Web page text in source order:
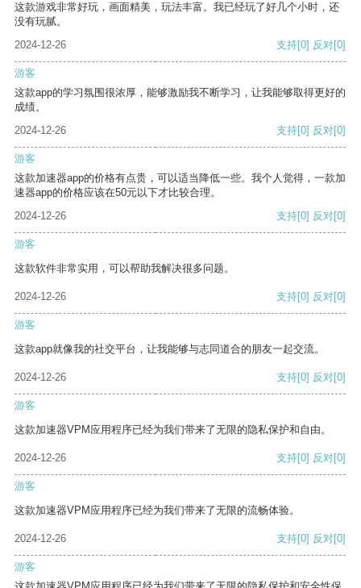
这款游戏非常好玩，画面精美，玩法丰富。我已经玩了好几个小时，还
没有玩腻。
2024-12-26
支持[0] 反对[0]
游客
这款app的学习氛围很浓厚，能够激励我不断学习，让我能够取得更好的
成绩。
2024-12-26
支持[0] 反对[0]
游客
这款加速器app的价格有点贵，可以适当降低一些。我个人觉得，一款加
速器app的价格应该在50元以下才比较合理。
2024-12-26
支持[0] 反对[0]
游客
这款软件非常实用，可以帮助我解决很多问题。
2024-12-26 支持[0] 反对[0]
游客
这款app就像我的社交平台，让我能够与志同道合的朋友一起交流。
2024-12-26 支持[0] 反对[0]
游客
这款加速器VPM应用程序已经为我们带来了无限的隐私保护和自由。
2024-12-26 支持[0] 反对[0]
游客
这款加速器VPM应用程序已经为我们带来了无限的流畅体验。
2024-12-26 支持[0] 反对[0]
游客